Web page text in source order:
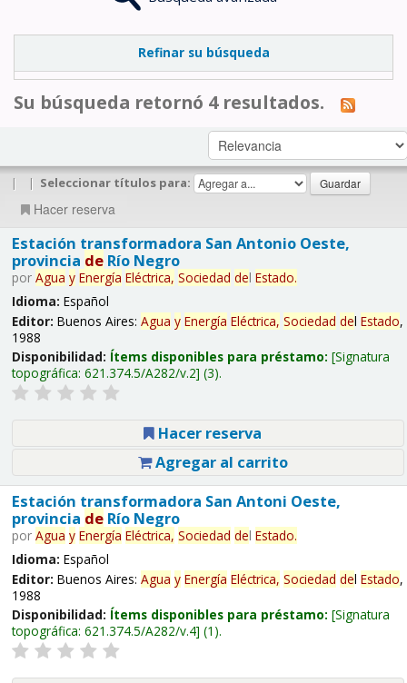
Refinar su búsqueda
Su búsqueda retornó 4 resultados.
| | Seleccionar títulos para:
Hacer reserva
Estación transformadora San Antonio Oeste,
provincia deRío Negro
por Agua y Energía Eléctrica, Sociedad del Estado.
Idioma: Español
Editor: Buenos Aires: Agua y Energía Eléctrica, Sociedad del Estado,
1988
Disponibilidad: Ítems disponibles para préstamo: Signatura
topográfica: 621.374.5/A282/v.2 (3).
Hacer reserva
Agregar al carrito
Estación transformadora San Antoni Oeste,
provincia deRío Negro
por Agua y Energía Eléctrica, Sociedad del Estado.
Idioma: Español
Editor: Buenos Aires: Agua y Energía Eléctrica, Sociedad del Estado,
1988
Disponibilidad: Ítems disponibles para préstamo: Signatura
topográfica: 621.374.5/A282/v.4 (1).